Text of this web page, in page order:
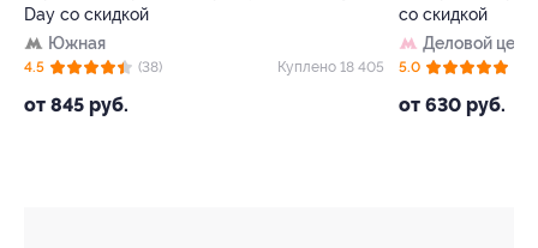
Day со скидкой
Южная
от 845 руб.
4.5 (38) Куплено 18 405
со скидкой
Деловой
от 630 руб.
5.0